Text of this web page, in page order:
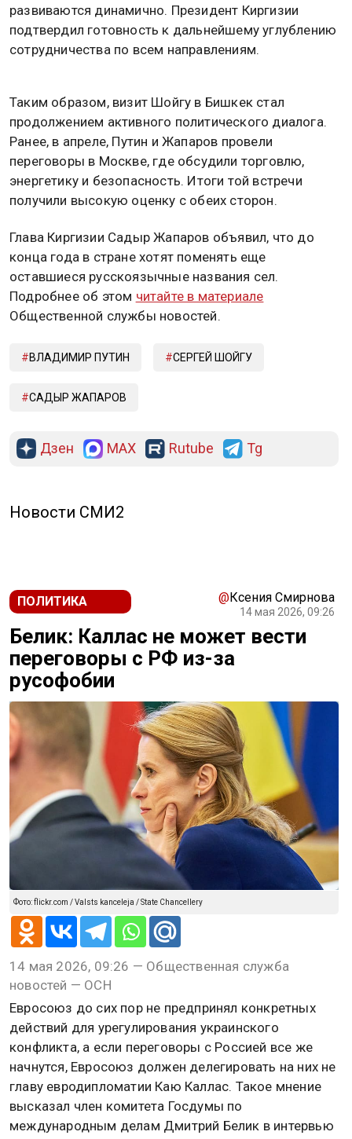
развиваются динамично. Президент Киргизии
подтвердил готовность к дальнейшему углублению
сотрудничества по всем направлениям.
Таким образом, визит Шойгу в Бишкек стал
продолжением активного политического диалога.
Ранее, в апреле, Путин и Жапаров провели
переговоры в Москве, где обсудили торговлю,
энергетику и безопасность. Итоги той встречи
получили высокую оценку с обеих сторон.
Глава Киргизии Садыр Жапаров объявил, что до
конца года в стране хотят поменять еще
оставшиеся русскоязычные названия сел.
Подробнее об этом читайте в материале
Общественной службы новостей.
ВЛАДИМИР ПУТИН СЕРГЕЙ ШОЙГУ
САДЫР ЖАПАРОВ
Дзен MAX Rutube Tg
Новости СМИ2
ПОЛИТИКА @Ксения Смирнова
14 мая 2026, 09:26
Белик: Каллас не может вести
переговоры с РФ из-за
русофобии
Фото: flickr.com / Valsts kanceleja / State Chancellery
14 мая 2026, 09:26 — Общественная служба
новостей — ОСН
Евросоюз до сих пор не предпринял конкретных
действий для урегулирования украинского
конфликта, а если переговоры с Россией все же
начнутся, Евросоюз должен делегировать на них не
главу евродипломатии Каю Каллас. Такое мнение
высказал член комитета Госдумы по
международным делам Дмитрий Белик в интервью